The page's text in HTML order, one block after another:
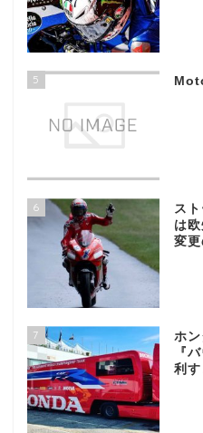
5
6
ス
は
変更
7
ホ
『
利す